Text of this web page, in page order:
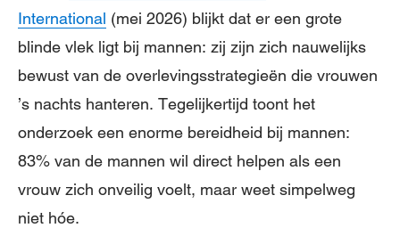
International (mei 2026) blijkt dat er een grote
blinde vlek ligt bij mannen: zij zijn zich nauwelijks
bewust van de overlevingsstrategieën die vrouwen
’s nachts hanteren. Tegelijkertijd toont het
onderzoek een enorme bereidheid bij mannen:
83% van de mannen wil direct helpen als een
vrouw zich onveilig voelt, maar weet simpelweg
niet hóe.